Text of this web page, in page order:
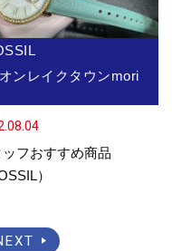
ンレイクタウンmori
ッフおすすめ商品
）